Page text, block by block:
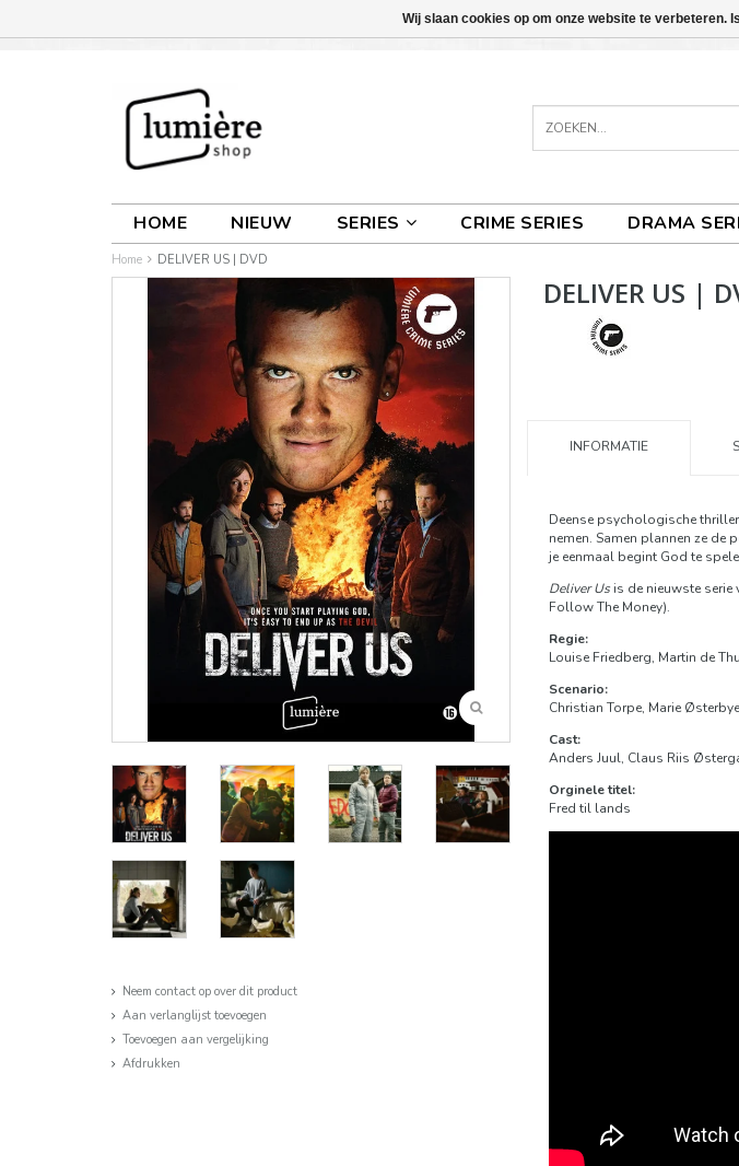
HOME NIEUW SERIES CRIME SERIES DRAMA
Home DELIVER US | DVD
Neem contact op over dit product
Aan verlanglijst toevoegen
Toevoegen aan vergelijking
Afdrukken
DELIVER US |
INFORMATIE
Deense psychologische
nemen. Samen plannen ze de
je eenmaal begint God te
Deliver Usis de nieuwste serie
Follow The Money).
Regie:
Louise Friedberg, Martin de
Scenario:
Christian Torpe, Marie Østerbye
Cast:
Anders Juul, Claus Riis
Orginele titel:
Fred til lands
Wij slaan cookies op om onze website te verbeteren.